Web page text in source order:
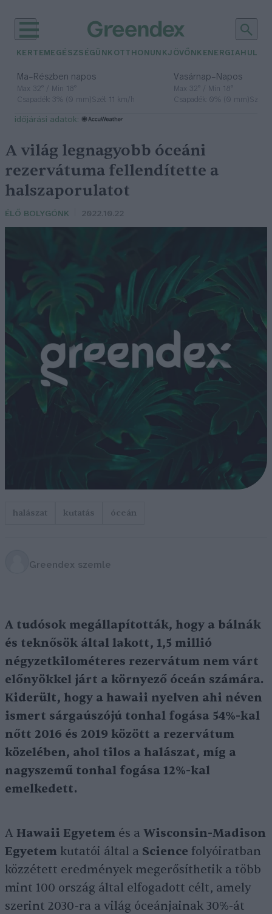
KERTEM EGÉSZSÉGÜNK OTTHONUNKJÖVŐNK ENERGIA
Ma– Részben napos
Max 32° / Min 18°
Csapadék: 3% (0 mm)Szél: 11 km/h
Vasárnap– Napos
Max 32° / Min 18°
Csapadék: 0% (0 mm)Szél:
időjárási adatok:
A világ legnagyobb óceáni
rezervátuma fellendítette a
halszaporulatot
ÉLŐ BOLYGÓNK 2022.10.22
halászat kutatás óceán
Greendex szemle
A tudósok megállapították, hogy a bálnák
és teknősök által lakott, 1,5 millió
négyzetkilométeres rezervátum nem várt
előnyökkel járt a környező óceán számára.
Kiderült, hogy a hawaii nyelven ahi néven
ismert sárgaúszójú tonhal fogása 54%-kal
nőtt 2016 és 2019 között a rezervátum
közelében, ahol tilos a halászat, míg a
nagyszemű tonhal fogása 12%-kal
emelkedett.
A Hawaii Egyetem és a Wisconsin-Madison
Egyetem kutatói által a Science folyóiratban
közzétett eredmények megerősíthetik a több
mint 100 ország által elfogadott célt, amely
szerint 2030-ra a világ óceánjainak 30%-át